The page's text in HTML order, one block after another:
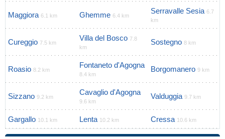
Maggiora 6.1 km Ghemme 6.4 km
Serravalle Sesia 6.7
km
Cureggio 7.5 km
Villa del Bosco 7.8
km
Sostegno 8 km
Roasio 8.2 km
Fontaneto d'Agogna
8.4 km
Borgomanero 9 km
Sizzano 9.2 km
Cavaglio d'Agogna
9.6 km
Valduggia 9.7 km
Gargallo 10.1 km Lenta 10.2 km Cressa 10.6 km